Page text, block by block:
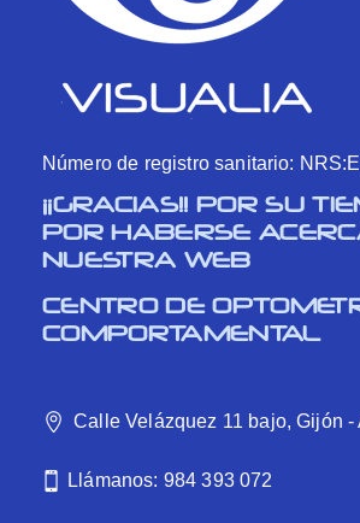
Número de registro sanitario:
¡¡GRACIAS!! POR SU
POR HABERSE
NUESTRA WEB
CENTRO DE
COMPORTAMENTAL
Calle Velázquez 11 bajo, Gijón -
Llámanos: 984 393 072